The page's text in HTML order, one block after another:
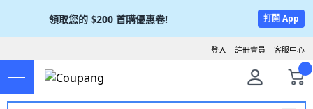
領取您的 $200 首購優惠卷! 打開 App
客服中心
註冊會員
登入